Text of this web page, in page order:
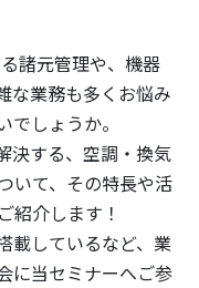
諸元管理や、機器
な業務も多くお悩み
しょうか。
決する、空調・換気
いて、その特長や活
紹介します！
載しているなど、業
に当セミナーへご参